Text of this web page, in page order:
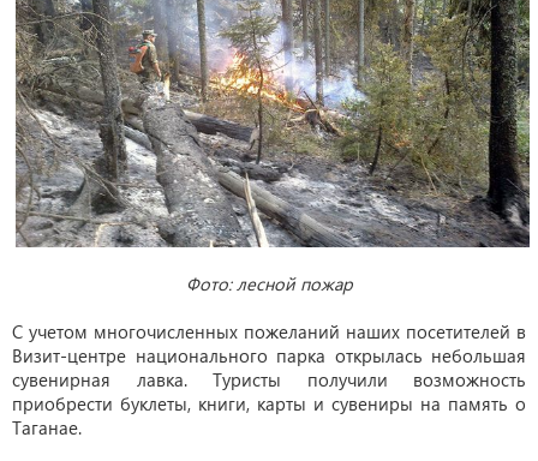
Фото: лесной пожар
С учетом многочисленных пожеланий наших посетителей в
Визит-центре национального парка открылась небольшая
сувенирная лавка. Туристы получили возможность
приобрести буклеты, книги, карты и сувениры на память о
Таганае.